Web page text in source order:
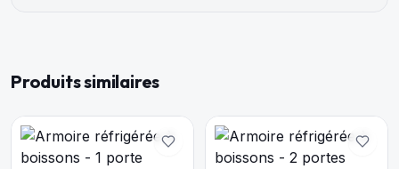
Produits similaires